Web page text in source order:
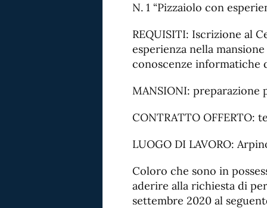
N. 1 “Pizzaiolo con
REQUISITI: Iscrizione al
esperienza nella
conoscenze informatiche
MANSIONI: preparazione
CONTRATTO OFFERTO:
LUOGO DI LAVORO:
Coloro che sono in
aderire alla richiesta di
settembre 2020 al